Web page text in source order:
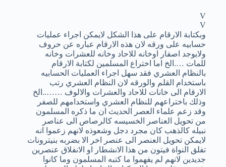
V
V
وبكتابة الارقام على هذا الشكل لايمكن اجراء عمليات
حسابيه على ورقه لان هذه الارقام عباره عن حروف
ولايوجد اصفار اوخانه للاحاد وخانه للعشرات وخانه
للمات ….الخ اما اختراع المسلمين لكتابة الارقام
بالنظام العشري فقد سهل اجراء العمليات الحسابيه
باستخدام القلم والورقه لان النظام العشري رتب
الارقام الى خانات للاحاد والعشرات والالوف ……..الخ
وذلك باختراعهم للنظام العشري واستخدامهم للصفر
وقد زعم علماء العصر الحديث ان ما ذكره المسلمون
من تحويل العناصر الخسيسه كالرصاص الى عناصر
نبيله كالذهب كان مجرد دجل وشعوذه لانهم زعموا انه
لايمكن تحويل العنصر الى عنصر اخر الا بضربه بنيترونات
تفلق النواة فيتون من هذا الانشطار او الانفلاق عنصرين
جديدين لانهم لم يفهموا ما كتبه المسلمون وما كانوا